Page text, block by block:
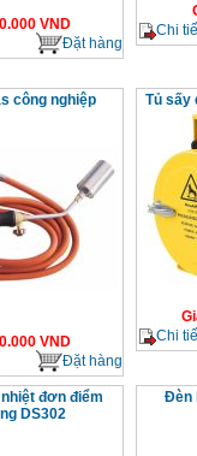
VND
Đặt hàng
Chi
công nghiệp
VND
Đặt hàng
Tủ sấy
Chi
đơn điểm
DS302
Đèn